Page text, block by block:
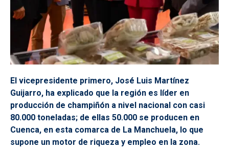
El vicepresidente primero, José Luis Martínez
Guijarro, ha explicado que la región es líder en
producción de champiñón a nivel nacional con casi
80.000 toneladas; de ellas 50.000 se producen en
Cuenca, en esta comarca de La Manchuela, lo que
supone un motor de riqueza y empleo en la zona.